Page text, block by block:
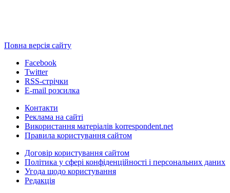
Повна версія сайту
Facebook
Twitter
RSS-стрічки
E-mail розсилка
Контакти
Реклама на сайті
Використання матеріалів korrespondent.net
Правила користування сайтом
Договір користування сайтом
Політика у сфері конфіденційності і персональних даних
Угода щодо користування
Редакція